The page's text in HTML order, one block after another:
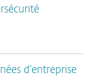
d’entreprise